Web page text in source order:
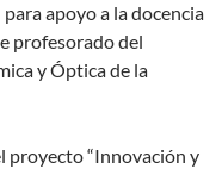
apoyo a la docencia
profesorado del
y Óptica de la
proyecto “Innovación y